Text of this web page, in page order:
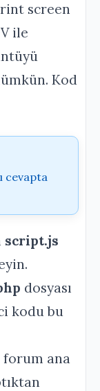
screen
ile
Kod
cevapta
script.js
dosyası
kodu bu
forum ana